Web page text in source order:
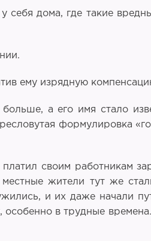
себя дома, где такие
ему изрядную
а его имя стало
формулировка
своим работникам
жители тут же
и их даже начали
особенно в трудные